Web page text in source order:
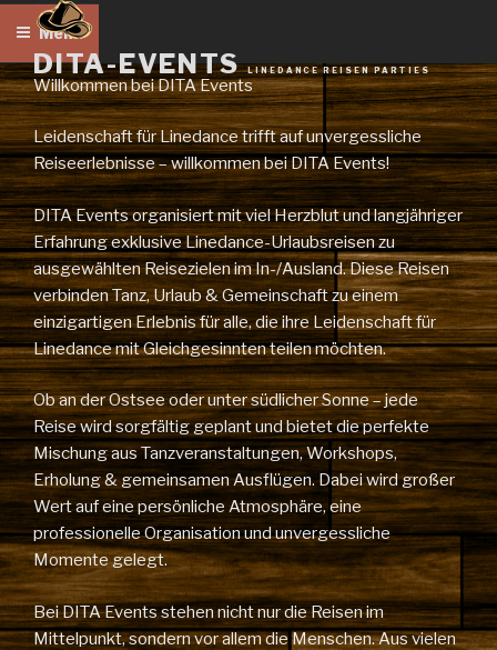
Inhalt
springenDITA-EVENTSLINEDANCE REISEN PARTIES
Menü
Willkommen bei DITA Events
Leidenschaft für Linedance trifft auf unvergessliche
Reiseerlebnisse – willkommen bei DITA Events!
DITA Events organisiert mit viel Herzblut und langjähriger
Erfahrung exklusive Linedance-Urlaubsreisen zu
ausgewählten Reisezielen im In-/Ausland. Diese Reisen
verbinden Tanz, Urlaub & Gemeinschaft zu einem
einzigartigen Erlebnis für alle, die ihre Leidenschaft für
Linedance mit Gleichgesinnten teilen möchten.
Ob an der Ostsee oder unter südlicher Sonne – jede
Reise wird sorgfältig geplant und bietet die perfekte
Mischung aus Tanzveranstaltungen, Workshops,
Erholung & gemeinsamen Ausflügen. Dabei wird großer
Wert auf eine persönliche Atmosphäre, eine
professionelle Organisation und unvergessliche
Momente gelegt.
Bei DITA Events stehen nicht nur die Reisen im
Mittelpunkt, sondern vor allem die Menschen. Aus vielen